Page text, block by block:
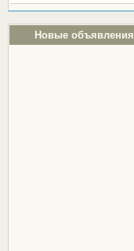
Новые объявления